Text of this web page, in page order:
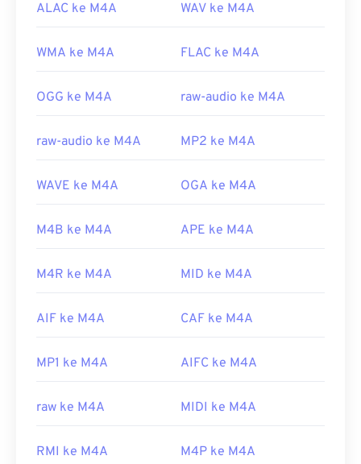
ALAC ke M4A WAV ke M4A
WMA ke M4A FLAC ke M4A
OGG ke M4A raw-audio ke M4A
raw-audio ke M4A MP2 ke M4A
WAVE ke M4A OGA ke M4A
M4B ke M4A APE ke M4A
M4R ke M4A MID ke M4A
AIF ke M4A CAF ke M4A
MP1 ke M4A AIFC ke M4A
raw ke M4A MIDI ke M4A
RMI ke M4A M4P ke M4A